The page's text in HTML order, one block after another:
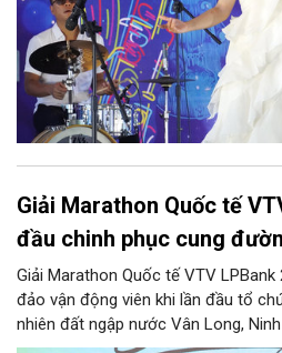
Giải Marathon Quốc tế
đầu chinh phục cung
Giải Marathon Quốc tế VTV
đảo vận động viên khi lần đầu tổ
nhiên đất ngập nước Vân Long, Ninh